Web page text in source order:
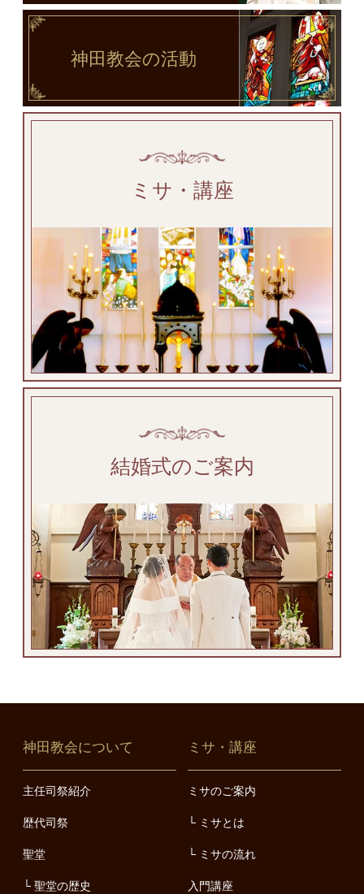
神田教会の活動
ミサ・講座
結婚式のご案内
神田教会について
主任司祭紹介
歴代司祭
聖堂
聖堂の歴史
ミサ・講座
ミサのご案内
ミサとは
ミサの流れ
入門講座